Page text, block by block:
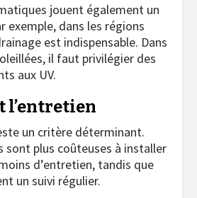
jouent également un
exemple, dans les régions
est indispensable. Dans
il faut privilégier des
aux UV.
l’entretien
un critère déterminant.
sont plus coûteuses à installer
d’entretien, tandis que
un suivi régulier.